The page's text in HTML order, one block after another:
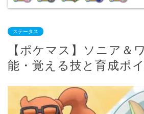
ステータス
【ポケマス】ソニア＆
能・覚える技と育成ポ